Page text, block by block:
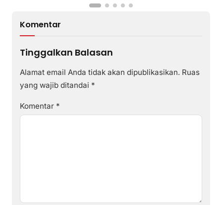
Komentar
Tinggalkan Balasan
Alamat email Anda tidak akan dipublikasikan. Ruas
yang wajib ditandai *
Komentar *